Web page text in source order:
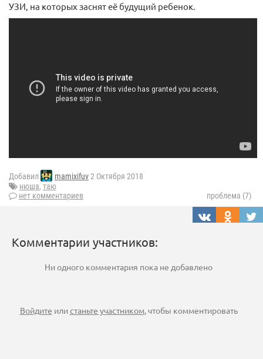
УЗИ, на которых заснят её будущий ребенок.
Добавил mamixifuv2 Октября 2018
нюша, таю
нет комментариев
проблема (7)
Комментарии участников:
Ни одного комментария пока не добавлено
Войдите илистаньте участником, чтобы комментировать